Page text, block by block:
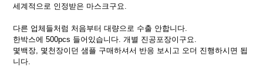
세계적으로 인정받은 마스크구요.
다른 업체들처럼 처음부터 대량으로 수출 안합니다.
한박스에 500pcs 들어있습니다. 개별 진공포장이구요.
몇백장, 몇천장이던 샘플 구매하셔서 반응 보시고 오더 진행하시면 됩
니다.